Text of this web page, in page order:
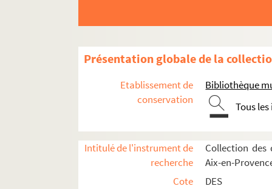
Présentation globale de la
Etablissement de
conservation
Bibliothèque
Tous
Intitulé de l'instrument de
recherche
Collection des
Aix-en-
Cote
DES